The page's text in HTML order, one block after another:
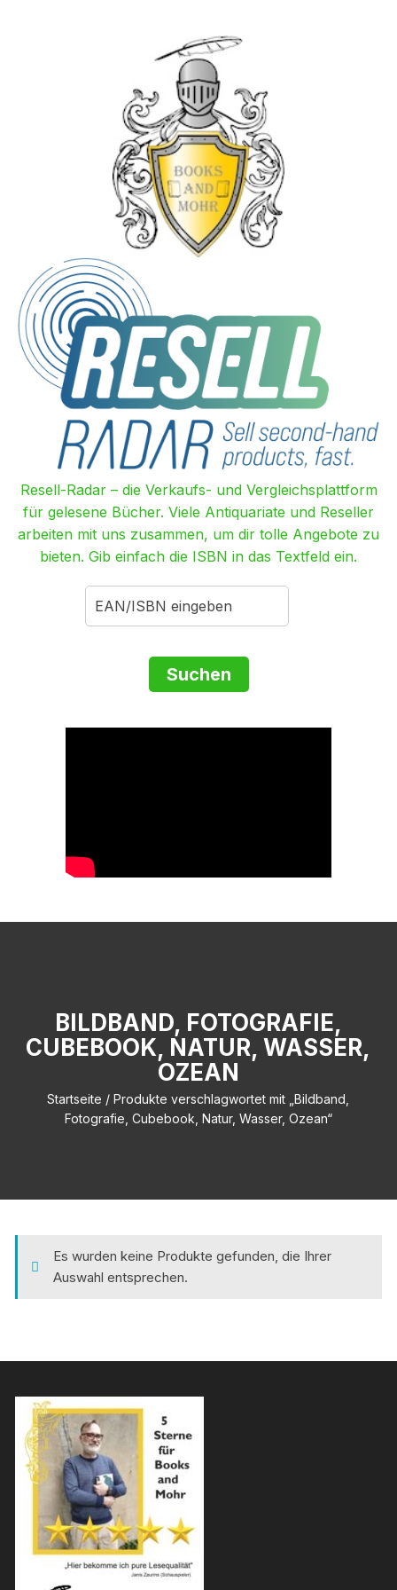
Resell-Radar – die Verkaufs- und Vergleichsplattform
für gelesene Bücher. Viele Antiquariate und Reseller
arbeiten mit uns zusammen, um dir tolle Angebote zu
bieten. Gib einfach die ISBN in das Textfeld ein.
BILDBAND, FOTOGRAFIE,
CUBEBOOK, NATUR, WASSER,
OZEAN
Startseite / Produkte verschlagwortet mit „Bildband,
Fotografie, Cubebook, Natur, Wasser, Ozean“
Es wurden keine Produkte gefunden, die Ihrer
Auswahl entsprechen.